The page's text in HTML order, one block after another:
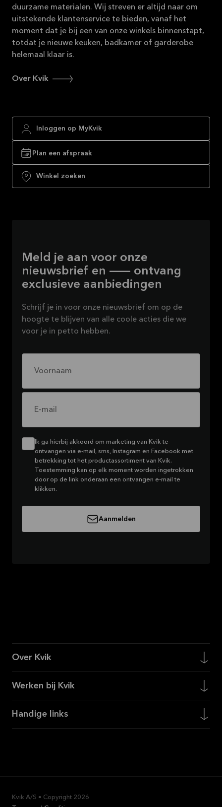
duurzame materialen. Wij streven er altijd naar om
uitstekende klantenservice te bieden, vanaf het
moment dat je bij een van onze winkels binnenstapt,
totdat je nieuwe keuken, badkamer of garderobe
helemaal klaar is.
Over Kvik
Inloggen op MyKvik
Plan een afspraak
Winkel zoeken
Meld je aan voor onze
nieuwsbrief en — ontvang
exclusieve aanbiedingen
Schrijf je in voor onze nieuwsbrief om op de
hoogte te blijven van alle coole acties die we
voor je in petto hebben.
Voornaam
E-mail
Ik ga hierbij akkoord om marketing van Kvik te
ontvangen via e-mail, sms, Instagram en Facebook met
betrekking tot het productassortiment van Kvik.
Toestemming kan op elk moment worden ingetrokken
door op de link onderaan een ontvangen e-mail te
klikken.
Aanmelden
Over Kvik
Werken bij Kvik
Handige links
Kvik A/S • Copyright 2026